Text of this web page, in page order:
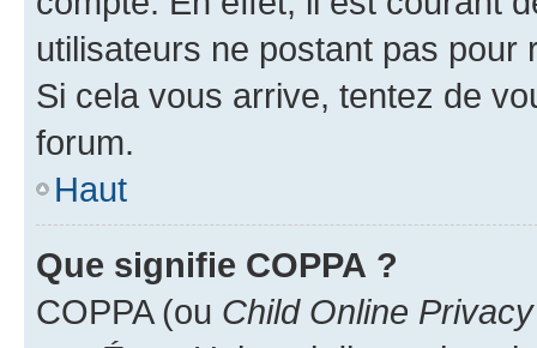
utilisateurs ne postant pas pour
Si cela vous arrive, tentez de
forum.
Haut
Que signifie COPPA ?
COPPA (ou Child Online